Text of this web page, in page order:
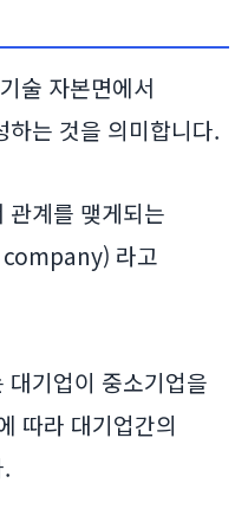
술 자본면에서
는 것을 의미합니다.
관계를 맺게되는
라고
대기업이 중소기업을
따라 대기업간의